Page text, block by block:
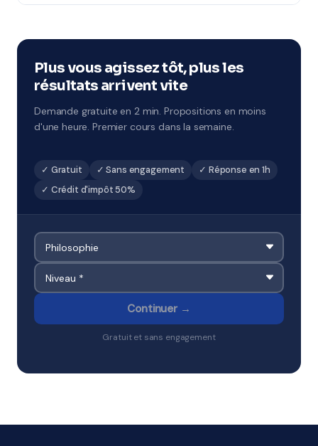
accompagnement en conséquence.
Plus vous agissez tôt, plus les
résultats arrivent vite
Demande gratuite en 2 min. Propositions en moins
d'une heure. Premier cours dans la semaine.
✓ Gratuit ✓ Sans engagement
✓ Réponse en 1h
✓ Crédit d'impôt 50%
Continuer →
Gratuit et sans engagement